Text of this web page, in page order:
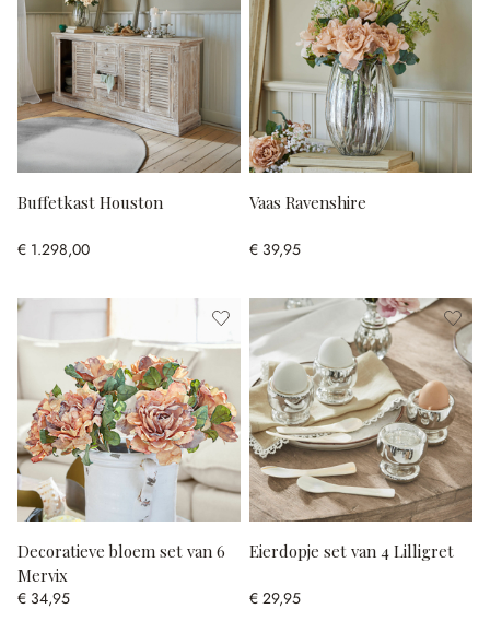
Buffetkast Houston
€ 1.298,00
Vaas Ravenshire
€ 39,95
Decoratieve bloem set van 6
Mervix
€ 34,95
Eierdopje set van 4 Lilligret
€ 29,95